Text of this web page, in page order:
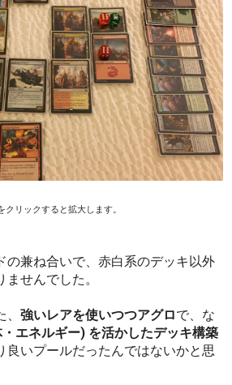
クリックすると拡大します。
の兼ね合いで、赤白系のデッキ以外
せんでした。
、強いレアを使いつつアグロで、な
エネルギー) を活かしたデッキ構築
良いプールだったんではないかと思